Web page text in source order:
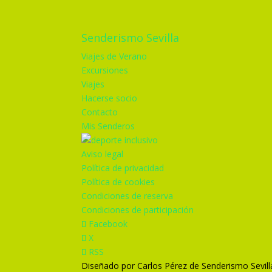
Senderismo Sevilla
Viajes de Verano
Excursiones
Viajes
Hacerse socio
Contacto
Mis Senderos
Aviso legal
Política de privacidad
Política de cookies
Condiciones de reserva
Condiciones de participación
Facebook
X
RSS
Diseñado por Carlos Pérez de Senderismo